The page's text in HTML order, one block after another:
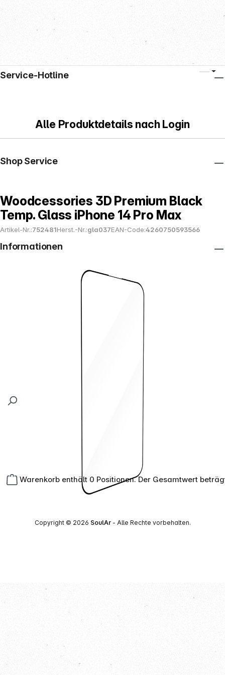
Warenkorb enthält 0 Positionen. Der Gesamtwert
Alle Produktdetails nach Login
Woodcessories 3D Premium Black
Temp. Glass iPhone 14 Pro Max
Artikel-Nr.:752481Herst.-Nr.:gla037EAN-Code:4260750593566
Service-Hotline
Shop Service
Informationen
Copyright © 2026 SoulAr- Alle Rechte vorbehalten.